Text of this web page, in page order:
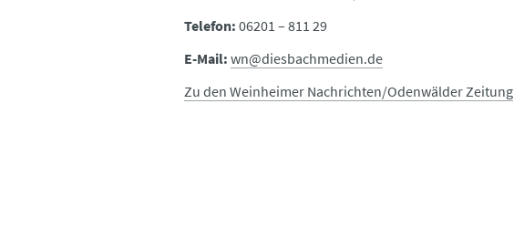
Telefon: 06201 – 811 29
E-Mail: wn@diesbachmedien.de
Zu den Weinheimer Nachrichten/Odenwälder Zeitung